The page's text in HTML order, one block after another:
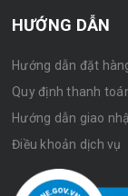
HƯỚNG DẪN
Hướng dẫn đặt
Quy định thanh
Hướng dẫn giao
Điều khoản dịch vụ